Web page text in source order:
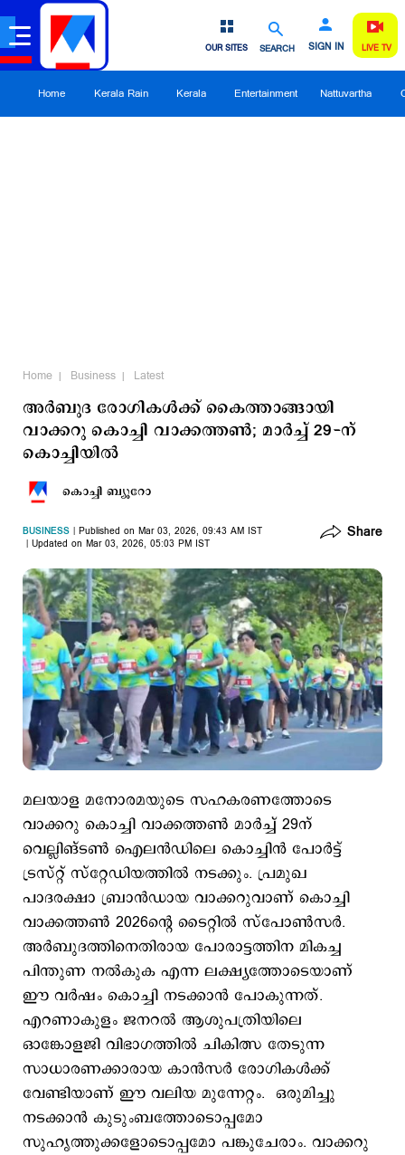
SEARCH SIGN IN
OUR SITES LIVE TV
Home Kerala Rain Kerala Entertainment Nattuvartha
Home Business Latest
അർബുദ രോഗികൾക്ക് കൈത്താങ്ങായി
വാക്കറു കൊച്ചി വാക്കത്തൺ; മാർച്ച് 29-ന്
കൊച്ചിയിൽ
കൊച്ചി ബ്യൂറോ
BUSINESS
Published on Mar 03, 2026, 09:43 AM IST
Updated on Mar 03, 2026, 05:03 PM IST
Share
മലയാള മനോരമയുടെ സഹകരണത്തോടെ
വാക്കറു കൊച്ചി വാക്കത്തണ്‍ മാര്‍ച്ച് 29ന്
വെല്ലിങ്ടണ്‍ ഐലന്‍ഡിലെ കൊച്ചിന്‍ പോര്‍‌ട്ട്
ട്രസ്റ്റ് സ്റ്റേഡിയത്തില്‍ നടക്കും. പ്രമുഖ
പാദരക്ഷാ ബ്രാന്‍ഡായ വാക്കറുവാണ് കൊച്ചി
വാക്കത്തണ്‍ 2026ന്‍റെ ടൈറ്റില്‍ സ്പോണ്‍സര്‍.
അർബുദത്തിനെതിരായ പോരാട്ടത്തിന മികച്ച
പിന്തുണ നൽകുക എന്ന ലക്ഷ്യത്തോടെയാണ്
ഈ വർഷം കൊച്ചി നടക്കാൻ പോകുന്നത്.
എറണാകുളം ജനറൽ ആശുപത്രിയിലെ
ഓങ്കോളജി വിഭാഗത്തിൽ ചികിത്സ തേടുന്ന
സാധാരണക്കാരായ കാൻസർ രോഗികൾക്ക്
വേണ്ടിയാണ് ഈ വലിയ മുന്നേറ്റം. ഒരുമിച്ചു
നടക്കാൻ കുടുംബത്തോടൊപ്പമോ
സുഹൃത്തുക്കളോടൊപ്പമോ പങ്കുചേരാം. വാക്കറു